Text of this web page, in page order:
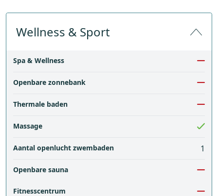
Wellness & Sport
Spa & Wellness
Openbare zonnebank
Thermale baden
Massage
Aantal openlucht zwembaden 1
Openbare sauna
Fitnesscentrum